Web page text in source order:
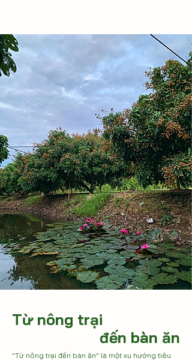
Từ nông trại
đến bàn ăn
"Từ nông trại đến bàn ăn" là một xu hướng tiêu